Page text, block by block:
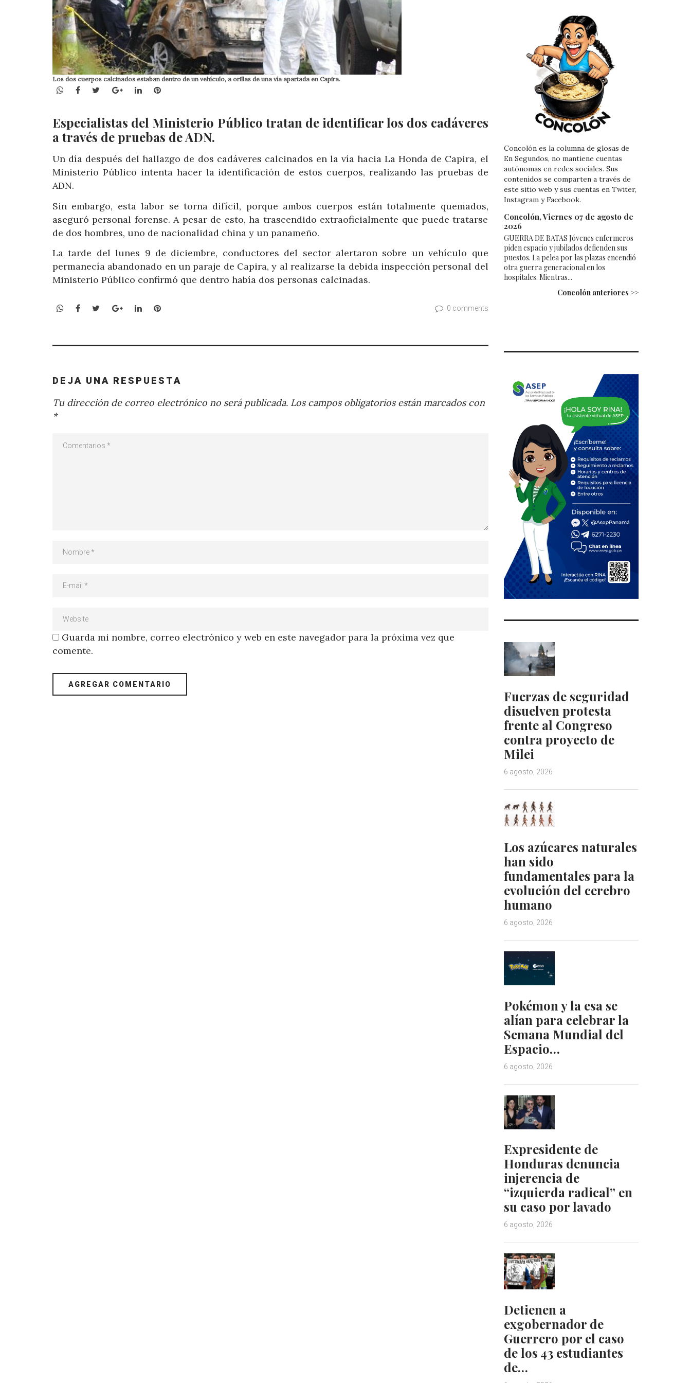
Los dos cuerpos calcinados estaban dentro de un vehículo, a orillas de una vía apartada en Capira.
WhatsApp
Facebook
TwitterGoogle+LinkedInPinterest
Especialistas del Ministerio Público tratan de identificar los dos cadáveres
a través de pruebas de ADN.
Un día después del hallazgo de dos cadáveres calcinados en la vía hacia La Honda de Capira, el
Ministerio Público intenta hacer la identificación de estos cuerpos, realizando las pruebas de
ADN.
Sin embargo, esta labor se torna difícil, porque ambos cuerpos están totalmente quemados,
aseguró personal forense. A pesar de esto, ha trascendido extraoficialmente que puede tratarse
de dos hombres, uno de nacionalidad china y un panameño.
La tarde del lunes 9 de diciembre, conductores del sector alertaron sobre un vehículo que
permanecía abandonado en un paraje de Capira, y al realizarse la debida inspección personal del
Ministerio Público confirmó que dentro había dos personas calcinadas.
WhatsApp
Facebook
TwitterGoogle+LinkedInPinterest 0 comments
DEJA UNA RESPUESTA
Tu dirección de correo electrónico no será publicada. Los campos obligatorios están marcados con
*
Guarda mi nombre, correo electrónico y web en este navegador para la próxima vez que
comente.
Concolón es la columna de glosas de
En Segundos, no mantiene cuentas
autónomas en redes sociales. Sus
contenidos se comparten a través de
este sitio web y sus cuentas en Twiter,
Instagram y Facebook.
Concolón, Viernes 07 de agosto de
2026
GUERRA DE BATAS Jóvenes enfermeros
piden espacio y jubilados defienden sus
puestos. La pelea por las plazas encendió
otra guerra generacional en los
hospitales. Mientras...
Concolón anteriores >>
Fuerzas de seguridad
disuelven protesta
frente al Congreso
contra proyecto de
Milei
6 agosto, 2026
Los azúcares naturales
han sido
fundamentales para la
evolución del cerebro
humano
6 agosto, 2026
Pokémon y la esa se
alían para celebrar la
Semana Mundial del
Espacio…
6 agosto, 2026
Expresidente de
Honduras denuncia
injerencia de
“izquierda radical” en
su caso por lavado
6 agosto, 2026
Detienen a
exgobernador de
Guerrero por el caso
de los 43 estudiantes
de…